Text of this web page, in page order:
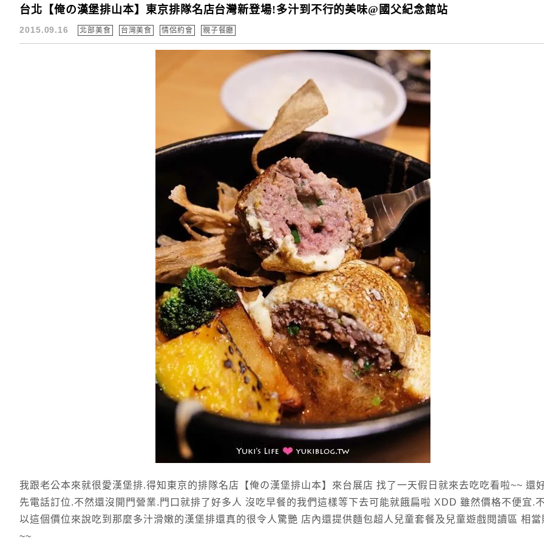
台北【俺の漢堡排山本】東京排隊名店台灣新登場!多汁到不行的美味@國父紀念館站
2015.09.16 北部美食 台灣美食 情侶約會 親子餐廳
我跟老公本來就很愛漢堡排.得知東京的排隊名店【俺の漢堡排山本】來台展店 找了一天假日就來去吃吃看啦~~ 還
先電話訂位.不然還沒開門營業.門口就排了好多人 沒吃早餐的我們這樣等下去可能就餓扁啦 XDD 雖然價格不便宜.
以這個價位來說吃到那麼多汁滑嫩的漢堡排還真的很令人驚艷 店內還提供麵包超人兒童套餐及兒童遊戲閱讀區 相當
~~